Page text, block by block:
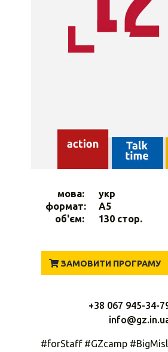
мова:
укр
формат:
A5
об'єм:
130 стор.
ЗАМОВИТИ ПРОГРАМУ
+38 067 945-34-
#forStaff #GZcamp